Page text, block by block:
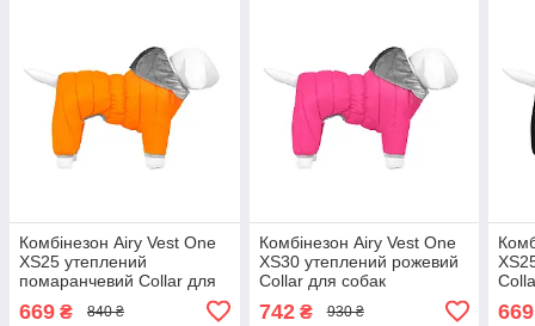
Комбінезон Airy Vest One
XS25 утеплений
помаранчевий Collar для
669 ₴ 840 ₴
Комбінезон Airy Vest One
XS30 утеплений рожевий
Collar для собак
742₴ 930 ₴ 669